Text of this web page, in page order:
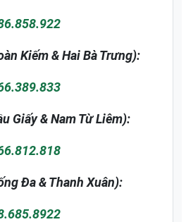
Kiếm & Hai Bà Trưng):
Giấy & Nam Từ Liêm):
Đa & Thanh Xuân):